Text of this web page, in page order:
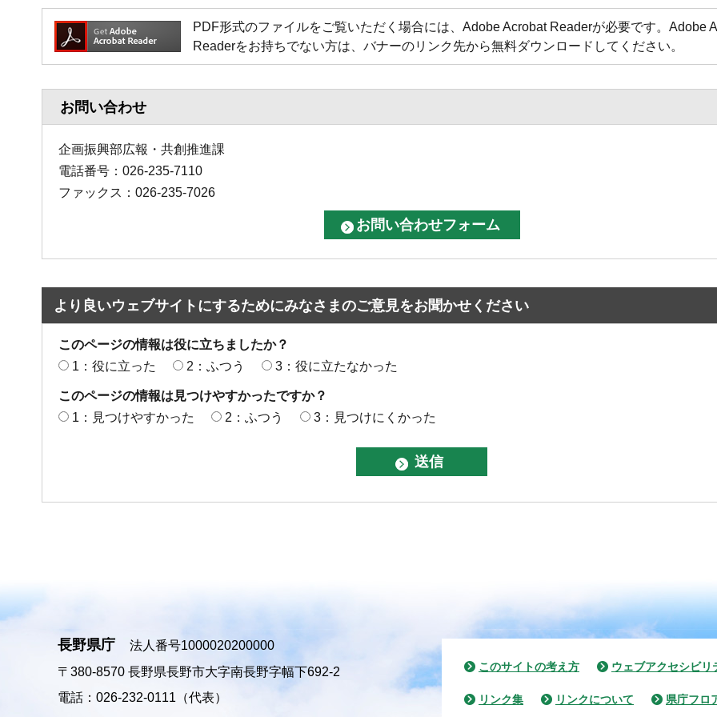
PDF形式のファイルをご覧いただく場合には、Adobe Acrobat Readerが必要です。Adobe
Readerをお持ちでない方は、バナーのリンク先から無料ダウンロードしてください。
お問い合わせ
企画振興部広報・共創推進課
電話番号：026-235-7110
ファックス：026-235-7026
より良いウェブサイトにするためにみなさまのご意見をお聞かせください
このページの情報は役に立ちましたか？
1：役に立った
2：ふつう 3：役に立たなかった
このページの情報は見つけやすかったですか？
1：見つけやすかった
2：ふつう 3：見つけにくかった
長野県庁
法人番号1000020200000
〒380-8570 長野県長野市大字南長野字幅下692-2
電話：026-232-0111（代表）
このサイトの考え方 ウェブアクセシビリ
リンク集 リンクについて 県庁フロ